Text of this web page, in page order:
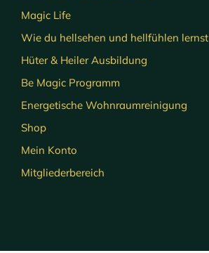
Magic Life
Wie du hellsehen und hellfühlen lernst
Hüter & Heiler Ausbildung
Be Magic Programm
Energetische Wohnraumreinigung
Shop
Mein Konto
Mitgliederbereich